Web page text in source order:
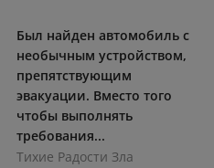
Был найден автомобиль с
необычным устройством,
препятствующим
эвакуации. Вместо того
чтобы выполнять
требования...
Тихие Радости Зла